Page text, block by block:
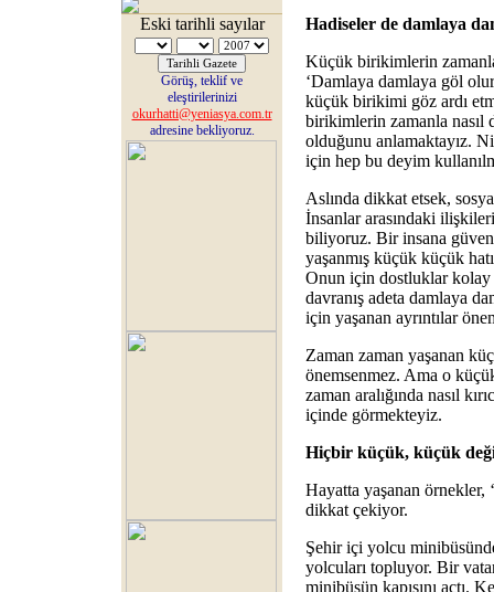
Eski tarihli sayılar
Görüş, teklif ve
eleştirilerinizi
okurhatti@yeniasya.com.tr
adresine bekliyoruz.
Hadiseler de damlaya
Küçük birikimlerin
‘Damlaya damlaya göl
küçük birikimi göz ardı
birikimlerin zamanla nasıl
olduğunu anlamaktayız.
için hep bu deyim
Aslında dikkat etsek,
İnsanlar arasındaki
biliyoruz. Bir insana
yaşanmış küçük küçük
Onun için dostluklar
davranış adeta damlaya
için yaşanan ayrıntılar
Zaman zaman yaşanan
önemsenmez. Ama o
zaman aralığında nasıl
içinde görmekteyiz.
Hiçbir küçük, küçük
Hayatta yaşanan örnekler,
dikkat çekiyor.
Şehir içi yolcu
yolcuları topluyor. Bir
minibüsün kapısını açtı.